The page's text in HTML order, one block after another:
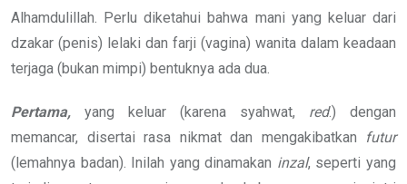
Alhamdulillah. Perlu diketahui bahwa mani yang keluar dari
dzakar (penis) lelaki dan farji (vagina) wanita dalam keadaan
terjaga (bukan mimpi) bentuknya ada dua.
Pertama, yang keluar (karena syahwat, red.) dengan
memancar, disertai rasa nikmat dan mengakibatkan
futur
(lemahnya badan). Inilah yang dinamakan inzal, seperti yang